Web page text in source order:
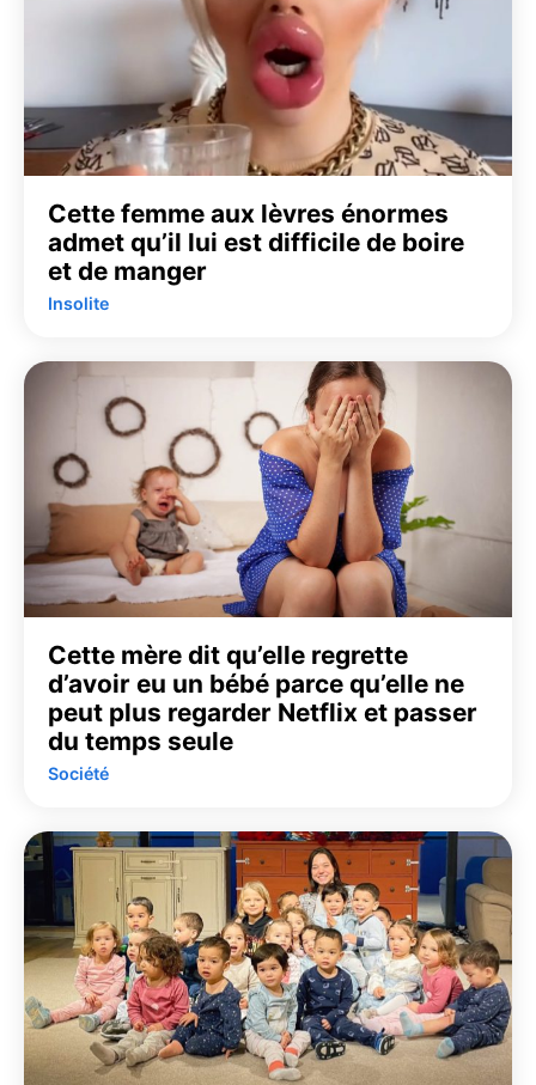
Cette femme aux lèvres énormes
admet qu’il lui est difficile de boire
et de manger
Insolite
Cette mère dit qu’elle regrette
d’avoir eu un bébé parce qu’elle ne
peut plus regarder Netflix et passer
du temps seule
Société